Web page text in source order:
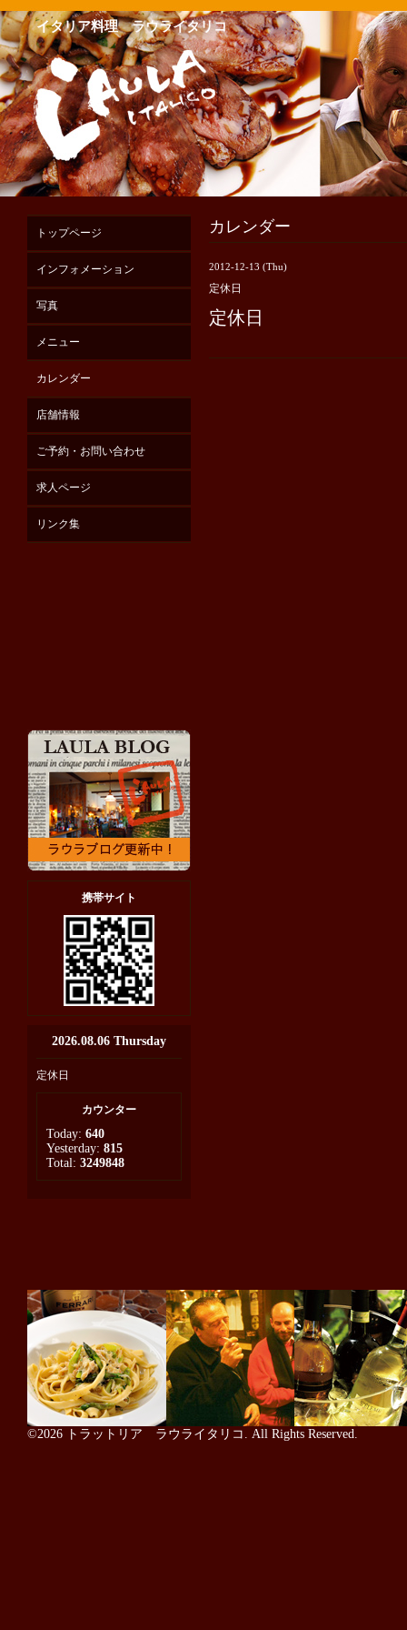
イタリア料理 ラウライタリコ
カレンダー
2012-12-13 (Thu)
定休日
定休日
トップページ
インフォメーション
写真
メニュー
カレンダー
店舗情報
ご予約・お問い合わせ
求人ページ
リンク集
携帯サイト
2026.08.06 Thursday
定休日
カウンター
Today: 640
Yesterday: 815
Total: 3249848
©2026 トラットリア ラウライタリコ . All Rights Reserved.